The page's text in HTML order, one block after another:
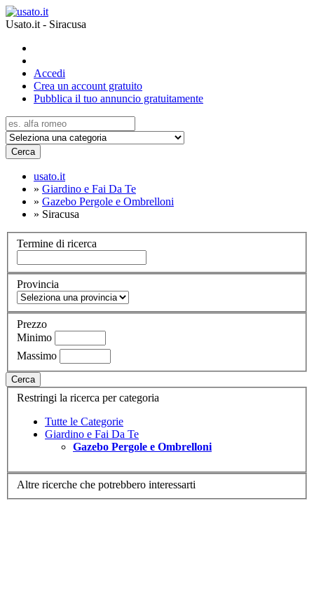
Usato.it - Siracusa
Accedi
Crea un account gratuito
Pubblica il tuo annuncio gratuitamente
Cerca
usato.it
» Giardino e Fai Da Te
» Gazebo Pergole e Ombrelloni
» Siracusa
Termine di ricerca
Provincia
Prezzo
Minimo
Massimo
Cerca
Restringi la ricerca per categoria
Tutte le Categorie
Giardino e Fai Da Te
Gazebo Pergole e Ombrelloni
Altre ricerche che potrebbero interessarti